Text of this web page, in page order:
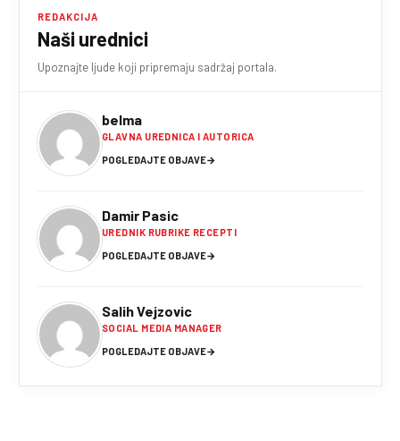
REDAKCIJA
Naši urednici
Upoznajte ljude koji pripremaju sadržaj portala.
belma
GLAVNA UREDNICA I AUTORICA
POGLEDAJTE OBJAVE→
Damir Pasic
UREDNIK RUBRIKE RECEPTI
POGLEDAJTE OBJAVE→
Salih Vejzovic
SOCIAL MEDIA MANAGER
POGLEDAJTE OBJAVE→